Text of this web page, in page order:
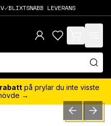
BLIXTSNABB LEVERANS
items in cart,
på prylar du inte visste
→
PREVIOUSNEXT